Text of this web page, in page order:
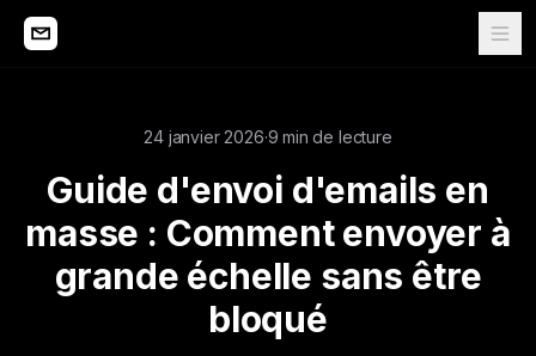
24 janvier 2026·9 min de lecture
Guide d'envoi d'emails en
masse : Comment envoyer à
grande échelle sans être
bloqué